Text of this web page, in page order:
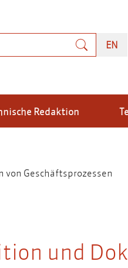
EN
Redaktion
Geschäftsprozessen
und